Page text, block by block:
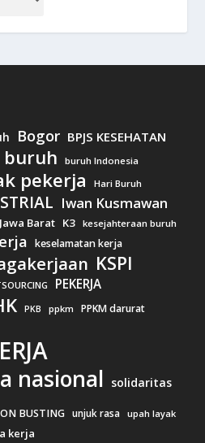
Bogor BPJS KESEHATAN
buruh buruh Indonesia
pekerja Hari Buruh
Iwan Kusmawan
Jawa Barat K3 kesejahteraan buruh
keselamatan kerja
KSPI
PEKERJA
PKB ppkm PPKM darurat
nasional solidaritas
BUSTING unjuk rasa upah layak
kerja